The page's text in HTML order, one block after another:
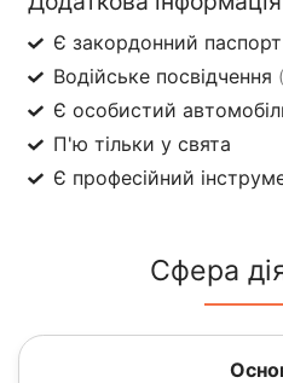
Є закордонний паспорт
Водійське посвідчення
Є особистий
П'ю тільки у свята
Є професійний
Сфера